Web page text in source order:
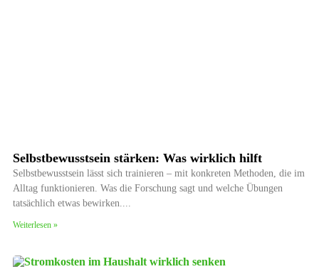
Selbstbewusstsein stärken: Was wirklich hilft
Selbstbewusstsein lässt sich trainieren – mit konkreten Methoden, die im
Alltag funktionieren. Was die Forschung sagt und welche Übungen
tatsächlich etwas bewirken.
Weiterlesen »